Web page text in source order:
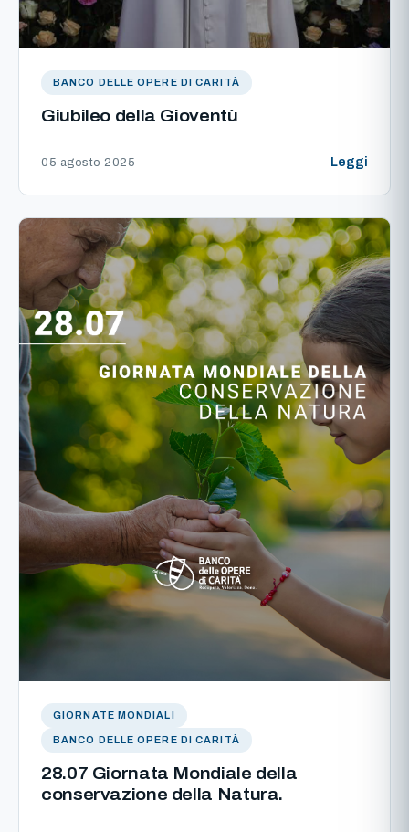
BANCO DELLE OPERE DI CARITÀ
Giubileo della Gioventù
05 agosto 2025 Leggi
GIORNATE MONDIALI
BANCO DELLE OPERE DI CARITÀ
28.07 Giornata Mondiale della
conservazione della Natura.